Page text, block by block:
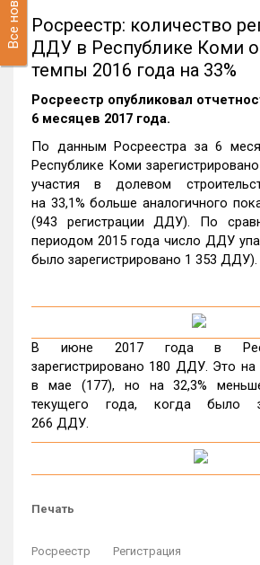
Росреестр: количество
ДДУ в Республике Коми
темпы 2016 года на 33%
Росреестр опубликовал
6 месяцев 2017 года.
По данным Росреестра за 6
Республике Коми
участия в долевом
на 33,1% больше аналогичного
(943 регистрации ДДУ). По
периодом 2015 года число ДДУ
было зарегистрировано 1 353 ДДУ).
В июне 2017 года в
зарегистрировано 180 ДДУ. Это
в мае (177), но на 32,3%
текущего года, когда было
266 ДДУ.
Печать
Росреестр Регистрация